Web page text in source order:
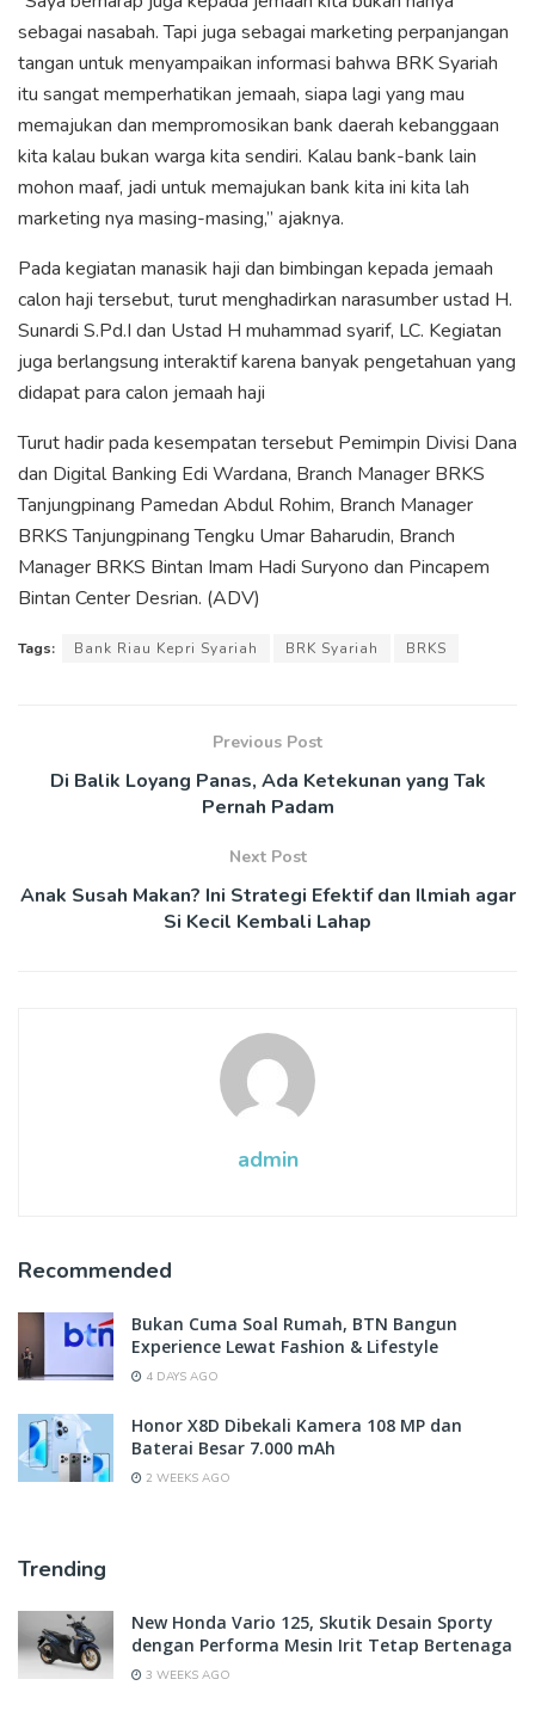
sebagai nasabah. Tapi juga sebagai marketing perpanjangan
tangan untuk menyampaikan informasi bahwa BRK Syariah
itu sangat memperhatikan jemaah, siapa lagi yang mau
memajukan dan mempromosikan bank daerah kebanggaan
kita kalau bukan warga kita sendiri. Kalau bank-bank lain
mohon maaf, jadi untuk memajukan bank kita ini kita lah
marketing nya masing-masing,” ajaknya.
Pada kegiatan manasik haji dan bimbingan kepada jemaah
calon haji tersebut, turut menghadirkan narasumber ustad H.
Sunardi S.Pd.I dan Ustad H muhammad syarif, LC. Kegiatan
juga berlangsung interaktif karena banyak pengetahuan yang
didapat para calon jemaah haji
Turut hadir pada kesempatan tersebut Pemimpin Divisi Dana
dan Digital Banking Edi Wardana, Branch Manager BRKS
Tanjungpinang Pamedan Abdul Rohim, Branch Manager
BRKS Tanjungpinang Tengku Umar Baharudin, Branch
Manager BRKS Bintan Imam Hadi Suryono dan Pincapem
Bintan Center Desrian. (ADV)
Tags: Bank Riau Kepri Syariah BRK Syariah BRKS
Previous Post
Di Balik Loyang Panas, Ada Ketekunan yang Tak
Pernah Padam
Next Post
Anak Susah Makan? Ini Strategi Efektif dan Ilmiah agar
Si Kecil Kembali Lahap
admin
Recommended
Bukan Cuma Soal Rumah, BTN Bangun
Experience Lewat Fashion & Lifestyle
4 DAYS AGO
Honor X8D Dibekali Kamera 108 MP dan
Baterai Besar 7.000 mAh
2 WEEKS AGO
Trending
New Honda Vario 125, Skutik Desain Sporty
dengan Performa Mesin Irit Tetap Bertenaga
3 WEEKS AGO